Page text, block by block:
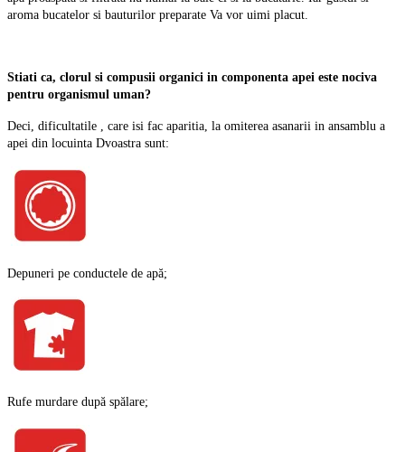
aroma bucatelor si bauturilor preparate Va vor uimi placut.
Stiati ca, clorul si compusii organici in componenta apei este nociva
pentru organismul uman?
Deci, dificultatile , care isi fac aparitia, la omiterea asanarii in ansamblu a
apei din locuinta Dvoastra sunt:
Depuneri pe conductele de apă;
Rufe murdare după spălare;